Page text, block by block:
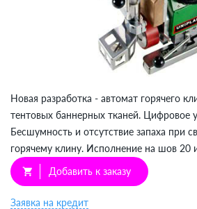
Новая разработка - автомат горячего
тентовых баннерных тканей. Цифровое
Бесшумность и отсутствие запаха при
горячему клину. Исполнение на шов 20
shopping_cart Добавить к заказу
Заявка на кредит